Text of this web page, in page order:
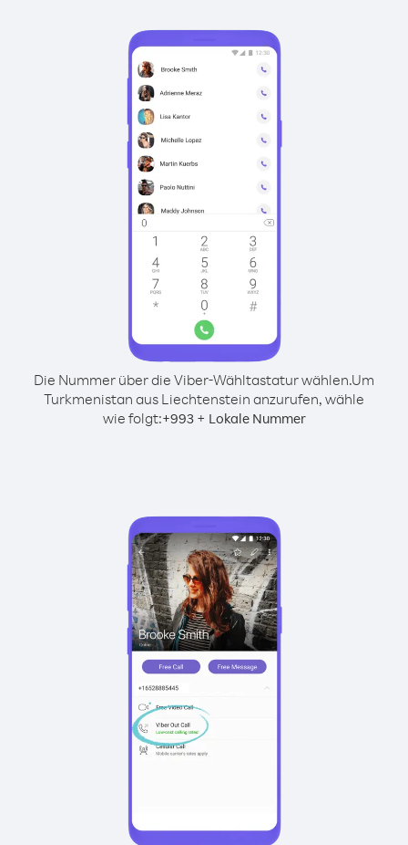
Die Nummer über die Viber-Wähltastatur wählen.Um
Turkmenistan aus Liechtenstein anzurufen, wähle
wie folgt:+993+ Lokale Nummer